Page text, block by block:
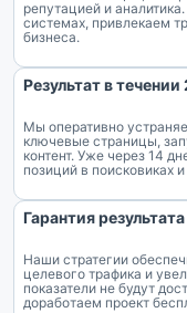
репутацией и
системах, привлекаем
бизнеса.
Результат в
Мы оперативно
ключевые страницы,
контент. Уже через 14
позиций в поисковиках
Гарантия результата
Наши стратегии
целевого трафика и
показатели не будут
доработаем проект